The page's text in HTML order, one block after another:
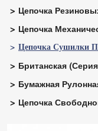
Цепочка
Цепочка
Цепочка Сушилки
Британская
Бумажная
Цепочка